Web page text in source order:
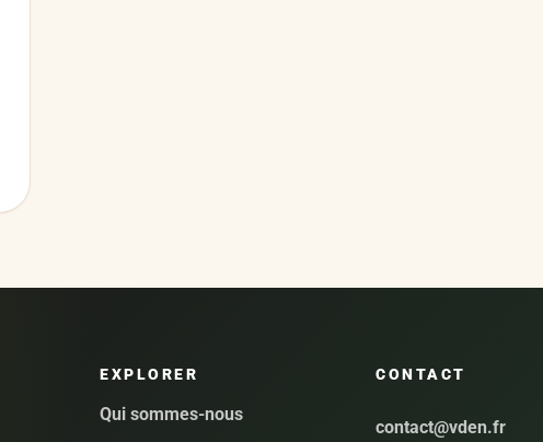
EXPLORER
Qui sommes-nous
CONTACT
contact@vden.fr